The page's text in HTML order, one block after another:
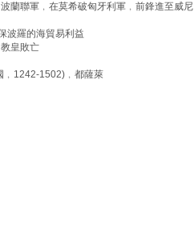
蘭聯軍﹐在莫希破匈牙利軍﹐前鋒進至威尼
波羅的海貿易利益
皇敗亡
﹐1242-1502)﹐都薩萊